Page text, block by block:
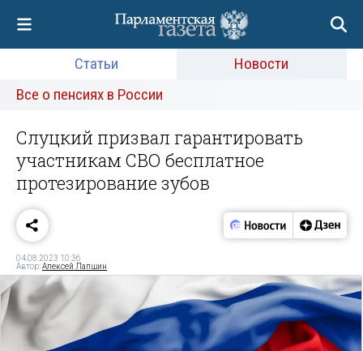
Статьи
Новости
Все о пенсиях в России
Слуцкий призвал гарантировать
участникам СВО бесплатное
протезирование зубов
04.08.2023 10:36
Автор:Алексей Лапшин